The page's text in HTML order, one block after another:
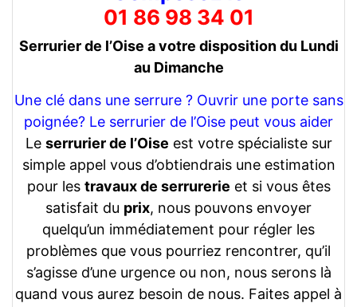
01 86 98 34 01
Serrurier de l’Oise a votre disposition du Lundi
au Dimanche
Une clé dans une serrure ? Ouvrir une porte sans
poignée? Le serrurier de l’Oise peut vous aider
Le serrurier de l’Oise est votre spécialiste sur
simple appel vous d’obtiendrais une estimation
pour les travaux de serrurerie et si vous êtes
satisfait du prix, nous pouvons envoyer
quelqu’un immédiatement pour régler les
problèmes que vous pourriez rencontrer, qu’il
s’agisse d’une urgence ou non, nous serons là
quand vous aurez besoin de nous. Faites appel à